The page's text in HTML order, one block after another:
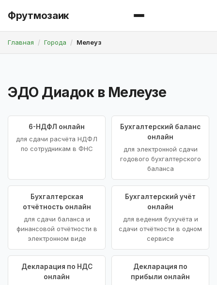
Фрутмозаик
Главная Города Мелеуз
ЭДО Диадок в Мелеузе
6-НДФЛ онлайн
для сдачи расчёта НДФЛ
по сотрудникам в ФНС
Бухгалтерский баланс
онлайн
для электронной сдачи
годового бухгалтерского
баланса
Бухгалтерская
отчётность онлайн
для сдачи баланса и
финансовой отчётности в
электронном виде
Бухгалтерский учёт
онлайн
для ведения бухучёта и
сдачи отчётности в одном
сервисе
Декларация по НДС
онлайн
Декларация по
прибыли онлайн